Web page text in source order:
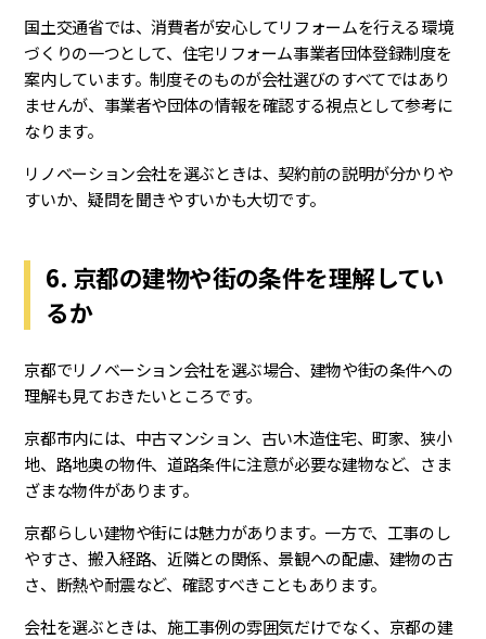
国土交通省では、消費者が安心してリフォームを行える環境
づくりの一つとして、住宅リフォーム事業者団体登録制度を
案内しています。制度そのものが会社選びのすべてではあり
ませんが、事業者や団体の情報を確認する視点として参考に
なります。
リノベーション会社を選ぶときは、契約前の説明が分かりや
すいか、疑問を聞きやすいかも大切です。
6. 京都の建物や街の条件を理解してい
るか
京都でリノベーション会社を選ぶ場合、建物や街の条件への
理解も見ておきたいところです。
京都市内には、中古マンション、古い木造住宅、町家、狭小
地、路地奥の物件、道路条件に注意が必要な建物など、さま
ざまな物件があります。
京都らしい建物や街には魅力があります。一方で、工事のし
やすさ、搬入経路、近隣との関係、景観への配慮、建物の古
さ、断熱や耐震など、確認すべきこともあります。
会社を選ぶときは、施工事例の雰囲気だけでなく、京都の建